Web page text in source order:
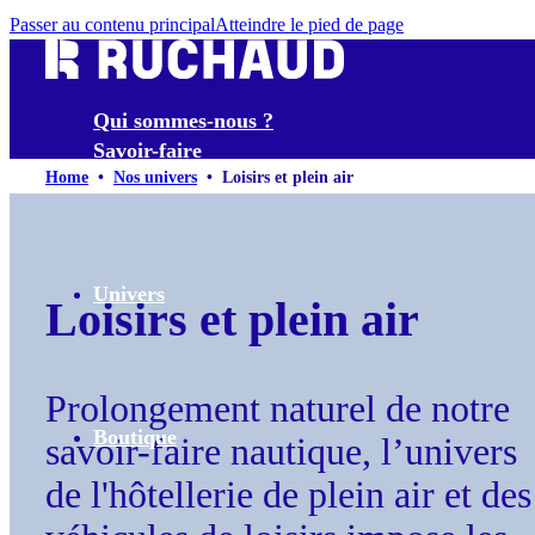
Passer au contenu principalAtteindre le pied de page
Qui sommes-nous ?
Savoir-faire
Univers
Boutique
Home • Nos univers • Loisirs et plein air
Loisirs et plein air
Prolongement naturel de notre
savoir-faire nautique, l’univers
de l'hôtellerie de plein air et des